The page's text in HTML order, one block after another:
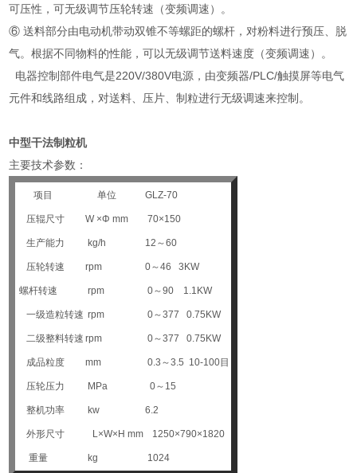
可压性，可无级调节压轮转速（变频调速）。
⑥ 送料部分由电动机带动双锥不等螺距的螺杆，对粉料进行预压、脱
气。根据不同物料的性能，可以无级调节送料速度（变频调速）。
电器控制部件电气是220V/380V电源，由变频器/PLC/触摸屏等电气
元件和线路组成，对送料、压片、制粒进行无级调速来控制。
中型干法制粒机
主要技术参数：
项目 单位 GLZ-70
压辊尺寸 W ×Φ mm 70×150
生产能力 kg/h 12～60
压轮转速 rpm 0～46 3KW
螺杆转速 rpm 0～90 1.1KW
一级造粒转速 rpm 0～377 0.75KW
二级整料转速 rpm 0～377 0.75KW
成品粒度 mm 0.3～3.5 10-100目
压轮压力 MPa 0～15
整机功率 kw 6.2
外形尺寸 L×W×H mm 1250×790×1820
重量 kg 1024